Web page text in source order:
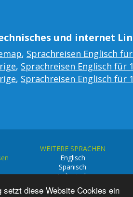
setzt diese Website Cookies ein
und internet
, Sprachreisen Englisch
, Sprachreisen Englisch für
, Sprachreisen Englisch für
WEITERE SPRACHEN
Englisch
Spanisch
Italienisch